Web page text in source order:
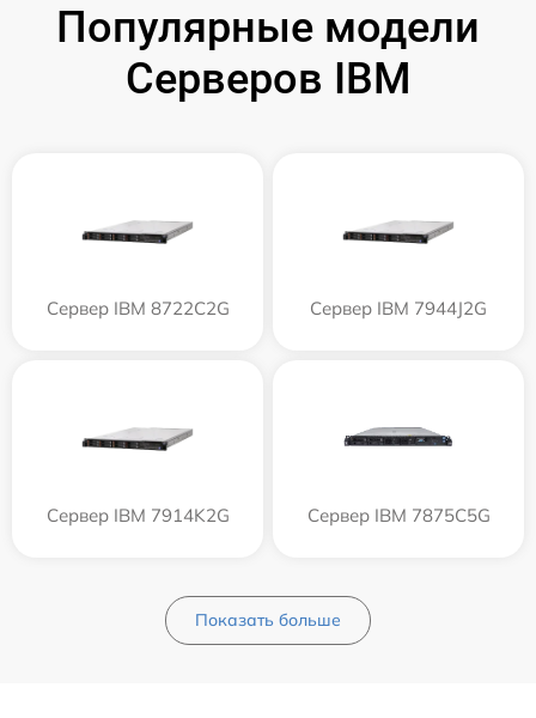
Популярные модели
Серверов IBM
Сервер IBM 8722C2G Сервер IBM 7944J2G
Сервер IBM 7914K2G Сервер IBM 7875C5G
Показать больше